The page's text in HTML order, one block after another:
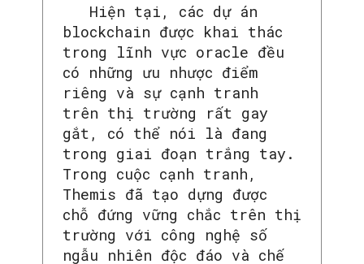
Hiện tại, các dự án
blockchain được khai thác
trong lĩnh vực oracle đều
có những ưu nhược điểm
riêng và sự cạnh tranh
trên thị trường rất gay
gắt, có thể nói là đang
trong giai đoạn trắng tay.
Trong cuộc cạnh tranh,
Themis đã tạo dựng được
chỗ đứng vững chắc trên thị
trường với công nghệ số
ngẫu nhiên độc đáo và chế